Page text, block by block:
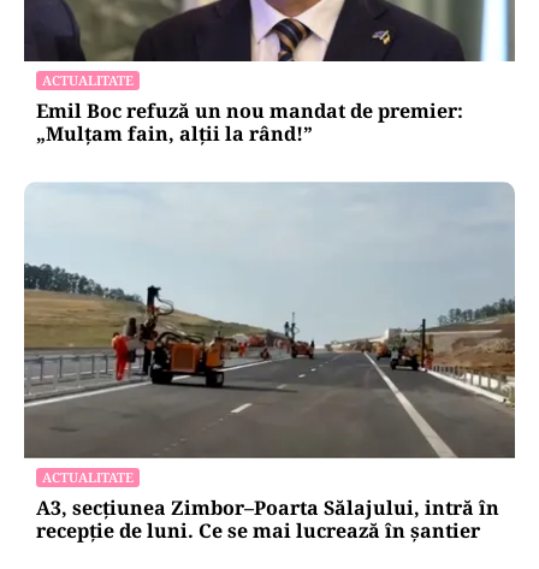
ACTUALITATE
Emil Boc refuză un nou mandat de premier:
„Mulțam fain, alții la rând!”
ACTUALITATE
A3, secțiunea Zimbor–Poarta Sălajului, intră în
recepție de luni. Ce se mai lucrează în șantier